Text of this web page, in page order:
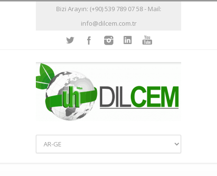
Bizi Arayın: (+90) 539 789 07 58 - Mail:
info@dilcem.com.tr